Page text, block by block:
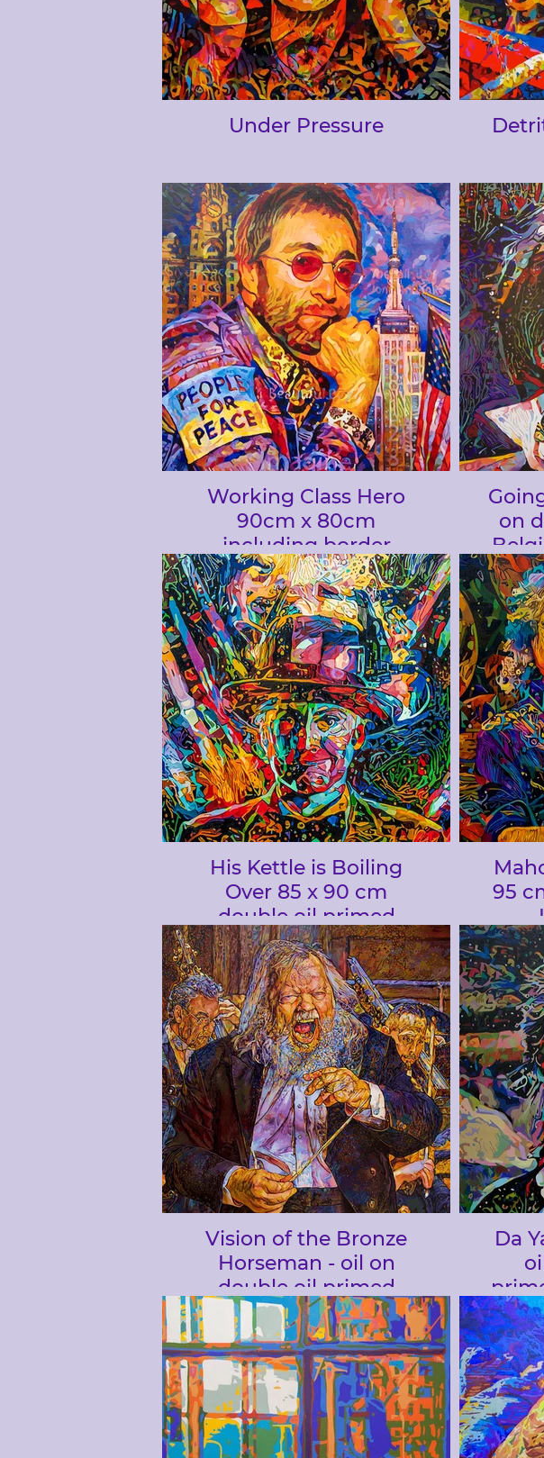
Under Pressure
Working Class Hero
90cm x 80cm
including border
copy.jpg
on
His Kettle is Boiling
Over 85 x 90 cm
double oil primed
Belgium Linen canvas .
95
Vision of the Bronze
Horseman - oil on
double oil primed
Belgium Linen canvas
95 x 105 cm
Da